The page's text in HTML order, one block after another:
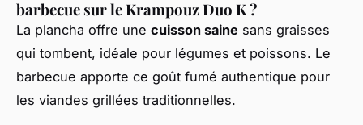
barbecue sur le Krampouz Duo K ?
La plancha offre une cuisson saine sans graisses
qui tombent, idéale pour légumes et poissons. Le
barbecue apporte ce goût fumé authentique pour
les viandes grillées traditionnelles.